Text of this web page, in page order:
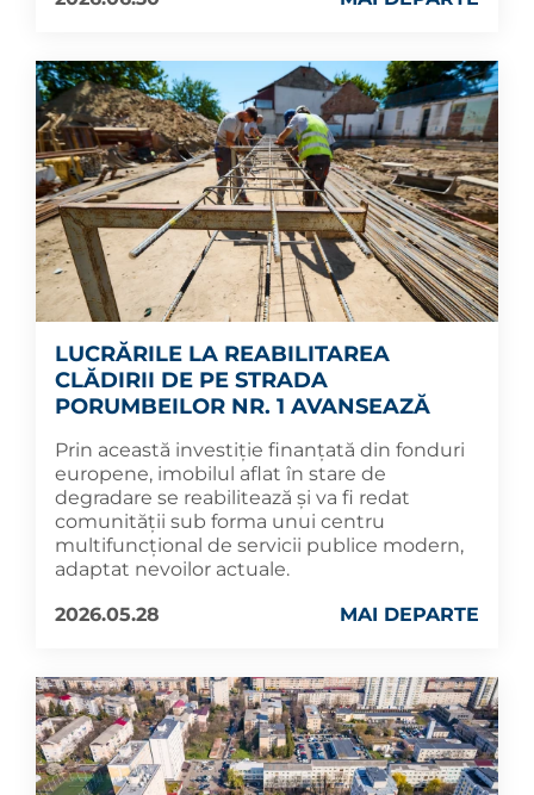
LUCRĂRILE LA REABILITAREA
CLĂDIRII DE PE STRADA
PORUMBEILOR NR. 1 AVANSEAZĂ
Prin această investiție finanțată din fonduri
europene, imobilul aflat în stare de
degradare se reabilitează și va fi redat
comunității sub forma unui centru
multifuncțional de servicii publice modern,
adaptat nevoilor actuale.
2026.05.28
MAI DEPARTE